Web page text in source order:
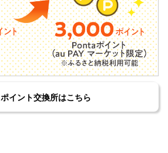
ポイント交換所はこちら